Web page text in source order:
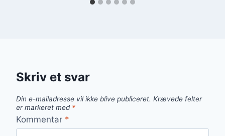
Skriv et svar
Din e-mailadresse vil ikke blive publiceret. Krævede felter
er markeret med *
Kommentar *